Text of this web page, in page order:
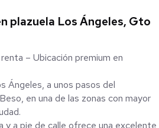
plazuela Los Ángeles, Gto
– Ubicación premium en
Ángeles, a unos pasos del
en una de las zonas con mayor